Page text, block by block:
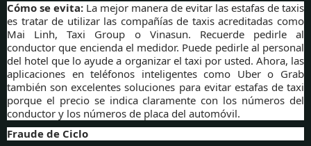
Cómo se evita: La mejor manera de evitar las estafas de taxis
es tratar de utilizar las compañías de taxis acreditadas como
Mai Linh, Taxi Group o Vinasun. Recuerde pedirle al
conductor que encienda el medidor. Puede pedirle al personal
del hotel que lo ayude a organizar el taxi por usted. Ahora, las
aplicaciones en teléfonos inteligentes como Uber o Grab
también son excelentes soluciones para evitar estafas de taxi
porque el precio se indica claramente con los números del
conductor y los números de placa del automóvil.
Fraude de Ciclo